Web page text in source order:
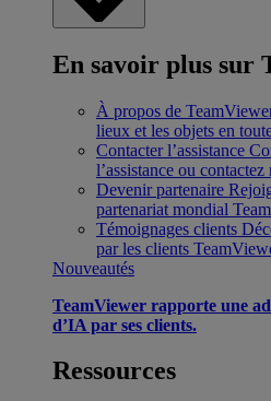
En savoir plus sur
À propos de
lieux et les objets en
Contacter l’assistance
l’assistance ou
Devenir partenaire
partenariat mondial
Témoignages clients
par les clients
Nouveautés
TeamViewer rapporte une
d’IA par ses clients.
Ressources